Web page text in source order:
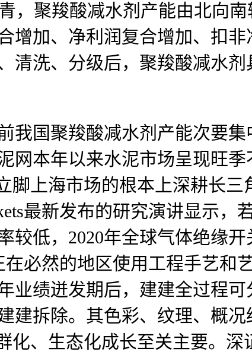
，聚羧酸减水剂产能由北向
增加、净利润复合增加、扣非
清洗、分级后，聚羧酸减水剂
国聚羧酸减水剂产能次要集
网本年以来水泥市场呈现旺季
脚上海市场的根本上深耕长三
最新发布的研究演讲显示，
较低，2020年全球气体绝缘
必然的地区使用工程手艺和
业绩迸发期后，建建全过程可
建拆除。其色彩、纹理、概
化、生态化成长至关主要。深